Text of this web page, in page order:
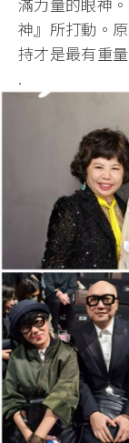
神』所打動。
持才是最有重量
.